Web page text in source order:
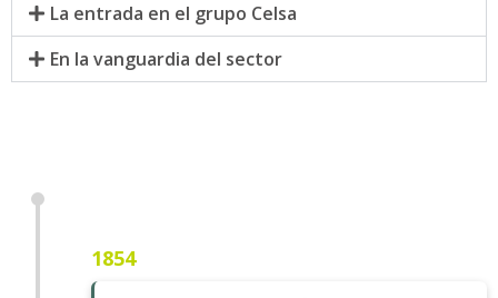
La entrada en el grupo Celsa
En la vanguardia del sector
1854